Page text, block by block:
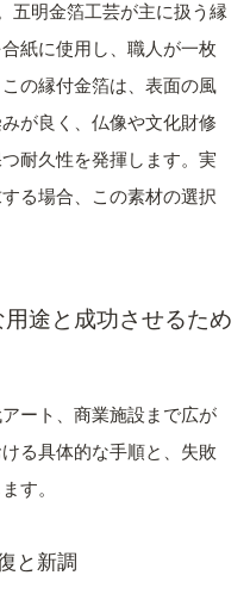
五明金箔工芸が主に扱う縁
紙に使用し、職人が一枚
の縁付金箔は、表面の風
が良く、仏像や文化財修
耐久性を発揮します。実
る場合、この素材の選択
用途と成功させるため
ート、商業施設まで広が
る具体的な手順と、失敗
す。
と新調